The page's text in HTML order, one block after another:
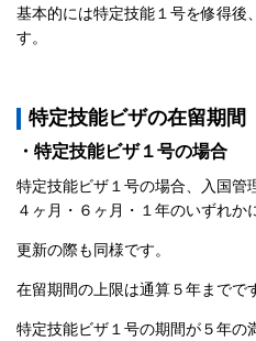
基本的には特定技能１号を修得後
す。
特定技能ビザの在留期間
・特定技能ビザ１号の場合
特定技能ビザ１号の場合、入国管
４ヶ月・６ヶ月・１年のいずれか
更新の際も同様です。
在留期間の上限は通算５年までで
特定技能ビザ１号の期間が５年の